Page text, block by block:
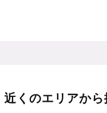
近くのエリアから